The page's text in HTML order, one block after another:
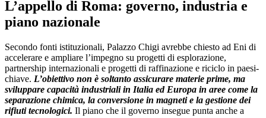
L’appello di Roma: governo, industria e
piano nazionale
Secondo fonti istituzionali, Palazzo Chigi avrebbe chiesto ad Eni di
accelerare e ampliare l’impegno su progetti di esplorazione,
partnership internazionali e progetti di raffinazione e riciclo in paesi-
chiave. L’obiettivo non è soltanto assicurare materie prime, ma
sviluppare capacità industriali in Italia ed Europa in aree come la
separazione chimica, la conversione in magneti e la gestione dei
rifiuti tecnologici. Il piano che il governo insegue punta anche a